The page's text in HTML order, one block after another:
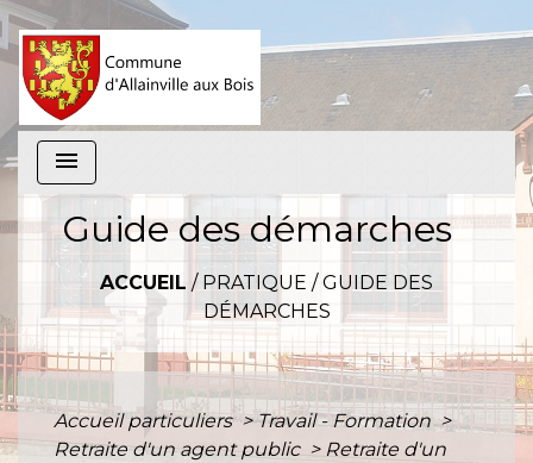
menu
Guide des démarches
ACCUEIL / PRATIQUE /GUIDE DES
DÉMARCHES
Accueil particuliers> Travail - Formation>
Retraite d'un agent public > Retraite d'un